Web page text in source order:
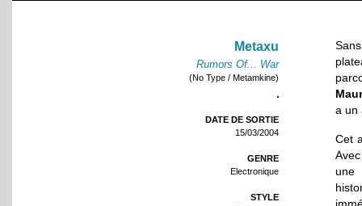
Metaxu
Rumors Of... War
(No Type / Metamkine)
DATE DE SORTIE
15/03/2004
GENRE
Electronique
STYLE
a un
Cet
une